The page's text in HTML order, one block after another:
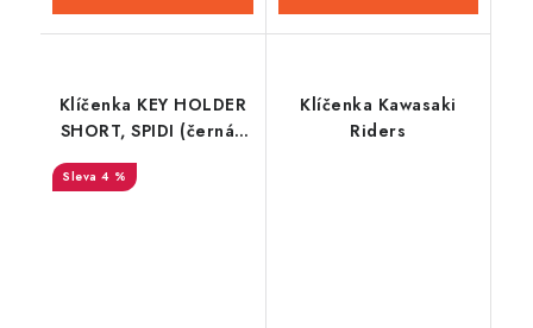
Klíčenka KEY HOLDER
SHORT, SPIDI (černá/
červená)
4 %
Klíčenka Kawasaki
Riders